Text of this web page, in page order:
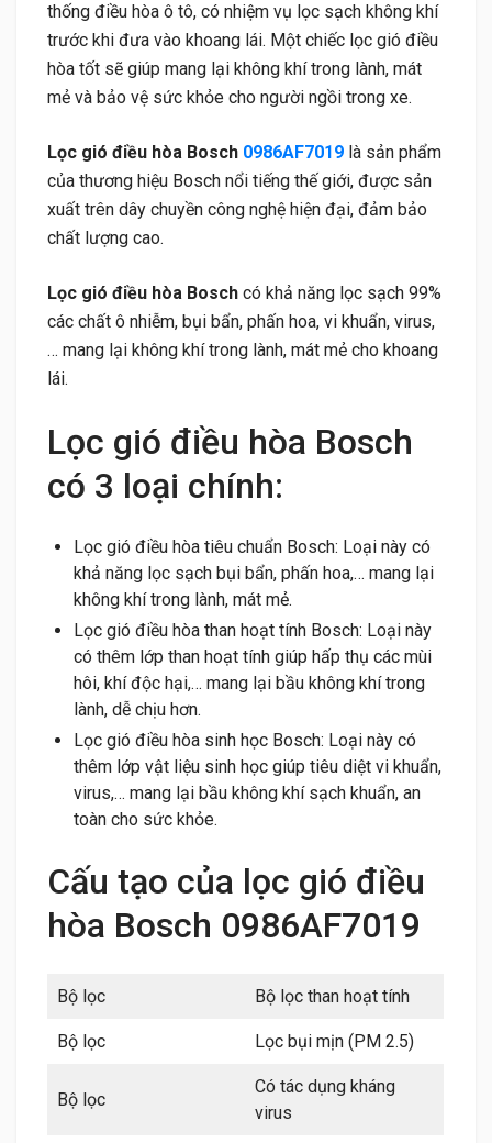
thống điều hòa ô tô, có nhiệm vụ lọc sạch không khí
trước khi đưa vào khoang lái. Một chiếc lọc gió điều
hòa tốt sẽ giúp mang lại không khí trong lành, mát
mẻ và bảo vệ sức khỏe cho người ngồi trong xe.
Lọc gió điều hòa Bosch 0986AF7019 là sản phẩm
của thương hiệu Bosch nổi tiếng thế giới, được sản
xuất trên dây chuyền công nghệ hiện đại, đảm bảo
chất lượng cao.
Lọc gió điều hòa Bosch có khả năng lọc sạch 99%
các chất ô nhiễm, bụi bẩn, phấn hoa, vi khuẩn, virus,
… mang lại không khí trong lành, mát mẻ cho khoang
lái.
Lọc gió điều hòa Bosch
có 3 loại chính:
Lọc gió điều hòa tiêu chuẩn Bosch: Loại này có
khả năng lọc sạch bụi bẩn, phấn hoa,… mang lại
không khí trong lành, mát mẻ.
Lọc gió điều hòa than hoạt tính Bosch: Loại này
có thêm lớp than hoạt tính giúp hấp thụ các mùi
hôi, khí độc hại,… mang lại bầu không khí trong
lành, dễ chịu hơn.
Lọc gió điều hòa sinh học Bosch: Loại này có
thêm lớp vật liệu sinh học giúp tiêu diệt vi khuẩn,
virus,… mang lại bầu không khí sạch khuẩn, an
toàn cho sức khỏe.
Cấu tạo của lọc gió điều
hòa Bosch 0986AF7019
Bộ lọc Bộ lọc than hoạt tính
Bộ lọc Lọc bụi mịn (PM 2.5)
Bộ lọc
Có tác dụng kháng
virus